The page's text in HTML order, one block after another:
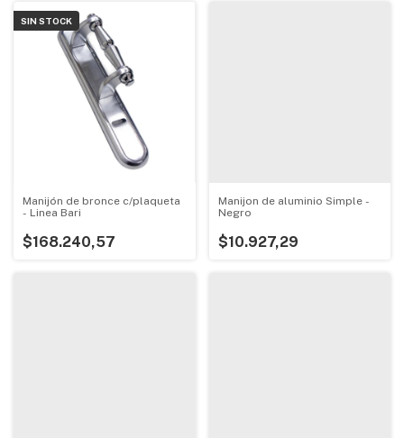
SIN STOCK
Manijón de bronce c/plaqueta
- Linea Bari
$168.240,57
Manijon de aluminio Simple -
Negro
$10.927,29